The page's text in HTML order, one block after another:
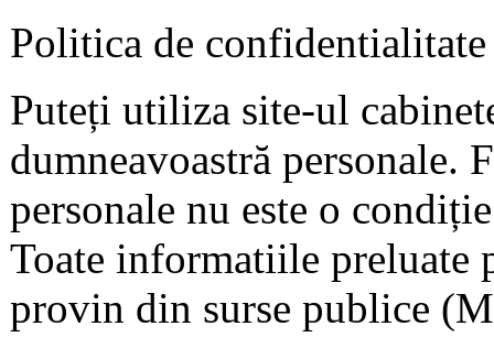
Politica de confidentialitate
Puteți utiliza site-ul
dumneavoastră personale.
personale nu este o
Toate informatiile preluate
provin din surse publice